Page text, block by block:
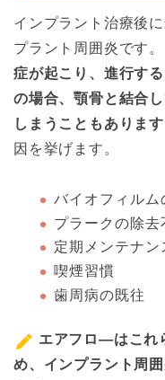
インプラント治療後
プラント周囲炎です。
症が起こり、進行す
の場合、顎骨と結合
しまうこともあります
因を挙げます。
バイオフィルム
プラークの除去
定期メンテナン
喫煙習慣
歯周病の既往
エアフロ―はこれ
め、インプラント周